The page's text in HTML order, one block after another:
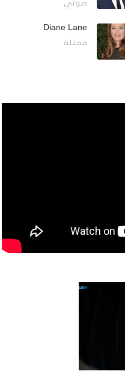
صوتي
Diane Lane
ممثلة